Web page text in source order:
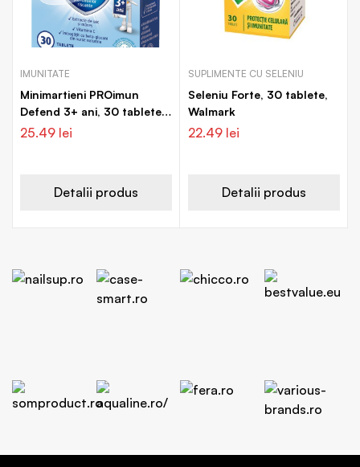
IMUNITATE
Minimartieni PROimun
Defend 3+ ani, 30 tablete,
Walmark
25.49 lei
Detalii produs
SUPLIMENTE CU SELENIU
Seleniu Forte, 30 tablete,
Walmark
22.49 lei
Detalii produs